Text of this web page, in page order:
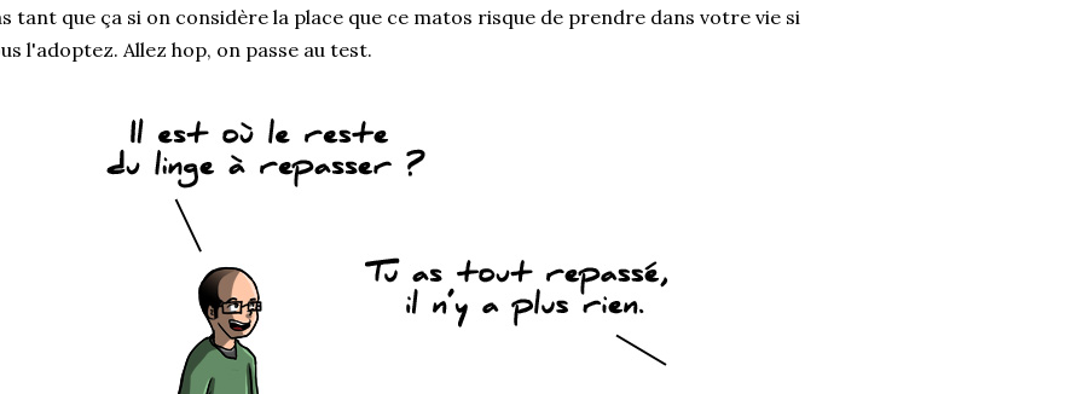
tant que ça si on considère la place que ce matos risque de prendre dans votre vie si
l'adoptez. Allez hop, on passe au test.